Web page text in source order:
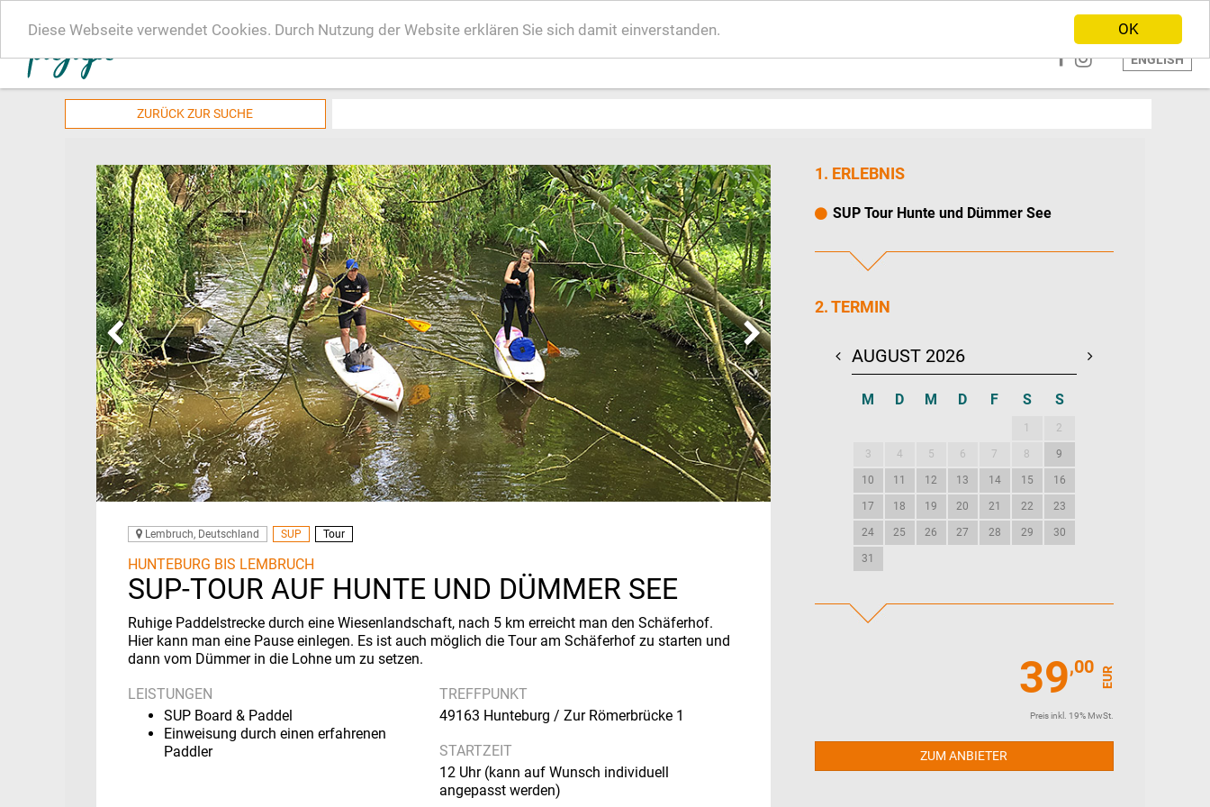
OK
Diese Webseite verwendet Cookies. Durch Nutzung der Website erklären Sie sich damit einverstanden.
ANBIETER WERDEN HOME
ENGLISH
ZURÜCK ZUR SUCHE
Lembruch, Deutschland SUP Tour
HUNTEBURG BIS LEMBRUCH
SUP-TOUR AUF HUNTE UND DÜMMER SEE
Ruhige Paddelstrecke durch eine Wiesenlandschaft, nach 5 km erreicht man den Schäferhof.
Hier kann man eine Pause einlegen. Es ist auch möglich die Tour am Schäferhof zu starten und
dann vom Dümmer in die Lohne um zu setzen.
LEISTUNGEN
SUP Board & Paddel
Einweisung durch einen erfahrenen
Paddler
TREFFPUNKT
49163 Hunteburg / Zur Römerbrücke 1
STARTZEIT
12 Uhr (kann auf Wunsch individuell
angepasst werden)
1. ERLEBNIS
SUP Tour Hunte und Dümmer See
2. TERMIN
AUGUST 2026
M D M D F S S
1 2
3 4 5 6 7 8 9
10 11 12 13 14 15 16
17 18 19 20 21 22 23
24 25 26 27 28 29 30
31
SEPTEMBER
39,00 EUR
Preis inkl. 19% MwSt.
ZUM ANBIETER